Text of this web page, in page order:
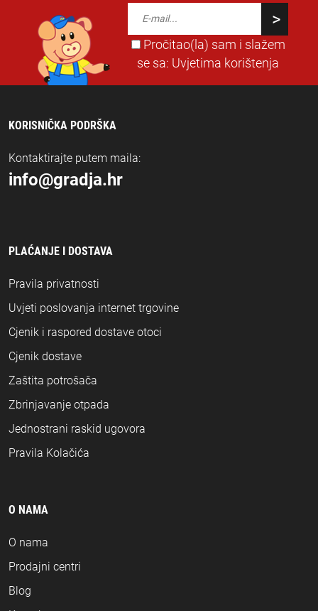
Pročitao(la) sam i slažem
se sa: Uvjetima korištenja
KORISNIČKA PODRŠKA
Kontaktirajte putem maila:
info@gradja.hr
PLAĆANJE I DOSTAVA
Pravila privatnosti
Uvjeti poslovanja internet trgovine
Cjenik i raspored dostave otoci
Cjenik dostave
Zaštita potrošača
Zbrinjavanje otpada
Jednostrani raskid ugovora
Pravila Kolačića
O NAMA
O nama
Prodajni centri
Blog